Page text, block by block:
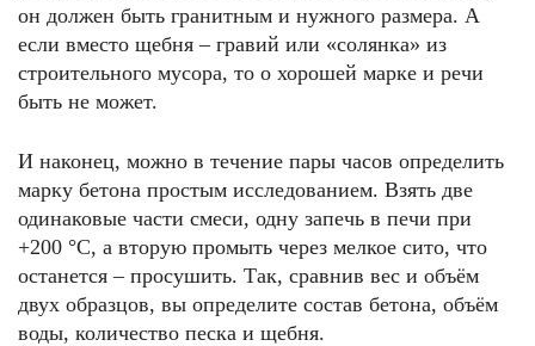
он должен быть гранитным и нужного размера. А
если вместо щебня ‒ гравий или «солянка» из
строительного мусора, то о хорошей марке и речи
быть не может.
И наконец, можно в течение пары часов определить
марку бетона простым исследованием. Взять две
одинаковые части смеси, одну запечь в печи при
+200 °С, а вторую промыть через мелкое сито, что
останется – просушить. Так, сравнив вес и объём
двух образцов, вы определите состав бетона, объём
воды, количество песка и щебня.